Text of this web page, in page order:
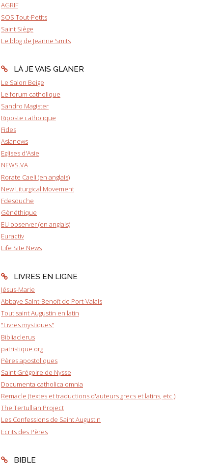
AGRIF
SOS Tout-Petits
Saint Siège
Le blog de Jeanne Smits
LÀ JE VAIS GLANER
Le Salon Beige
Le forum catholique
Sandro Magister
Riposte catholique
Fides
Asianews
Eglises d'Asie
NEWS.VA
Rorate Caeli (en anglais)
New Liturgical Movement
Fdesouche
Gènéthique
EU observer (en anglais)
Euractiv
Life Site News
LIVRES EN LIGNE
Jésus-Marie
Abbaye Saint-Benoît de Port-Valais
Tout saint Augustin en latin
"Livres mystiques"
Bibliaclerus
patristique.org
Pères apostoliques
Saint Grégoire de Nysse
Documenta catholica omnia
Remacle (textes et traductions d'auteurs grecs et latins, etc.)
The Tertullian Project
Les Confessions de Saint Augustin
Ecrits des Pères
BIBLE